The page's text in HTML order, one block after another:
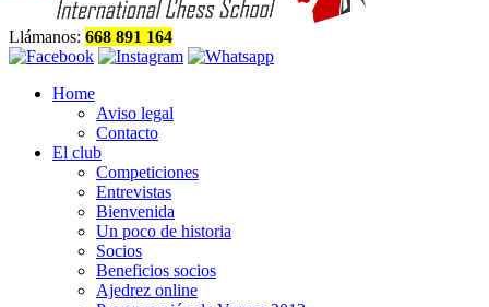
Llámanos: 668 891 164
Home
Aviso legal
Contacto
El club
Competiciones
Entrevistas
Bienvenida
Un poco de historia
Socios
Beneficios socios
Ajedrez online